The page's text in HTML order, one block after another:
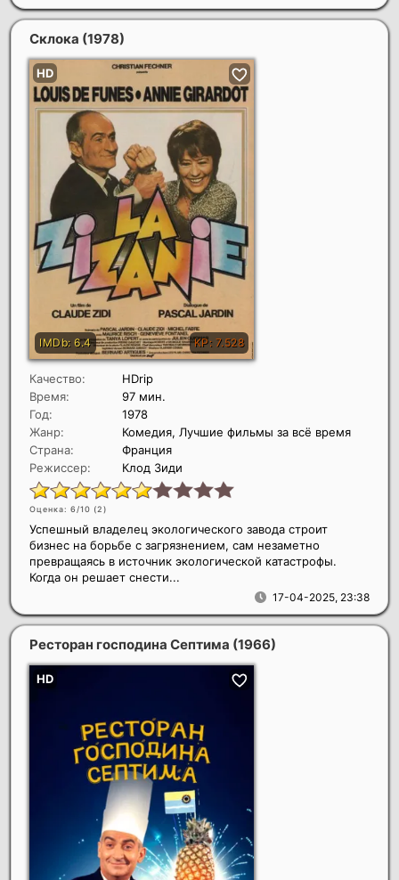
Склока (1978)
Качество:
HDrip
Время:
97 мин.
Год:
1978
Жанр:
Комедия, Лучшие фильмы за всё время
Страна:
Франция
Режиссер:
Клод Зиди
Оценка: 6/10 (2)
17-04-2025, 23:38
Успешный владелец экологического завода строит
бизнес на борьбе с загрязнением, сам незаметно
превращаясь в источник экологической катастрофы.
Когда он решает снести...
Ресторан господина Септима (1966)